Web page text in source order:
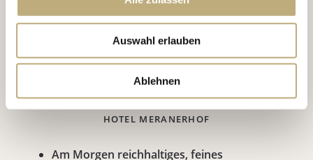
Auswahl erlauben
Ablehnen
Im Classic Hotel Meranerhof
urlauben Sie mit Stil!
HOTEL MERANERHOF
Am Morgen reichhaltiges, feines